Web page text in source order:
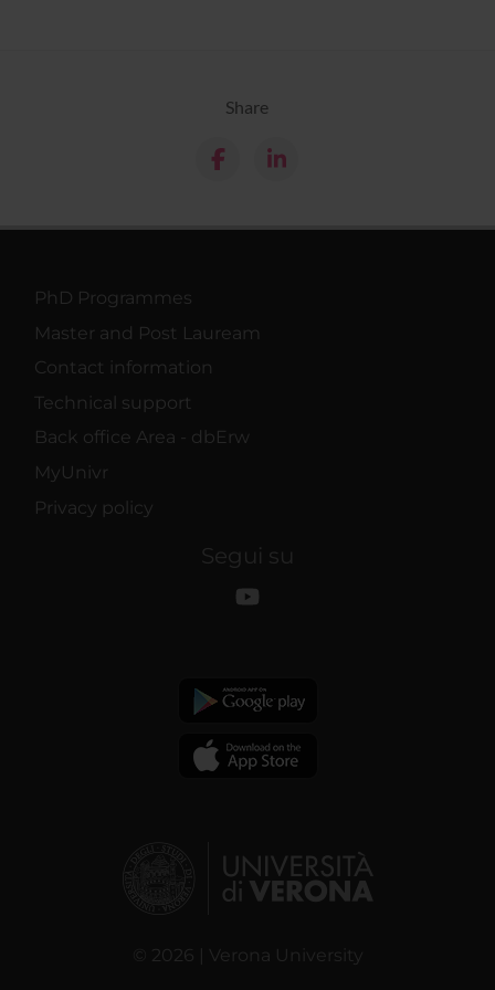
Share
PhD Programmes
Master and Post Lauream
Contact information
Technical support
Back office Area - dbErw
MyUnivr
Privacy policy
Segui su
© 2026 | Verona University